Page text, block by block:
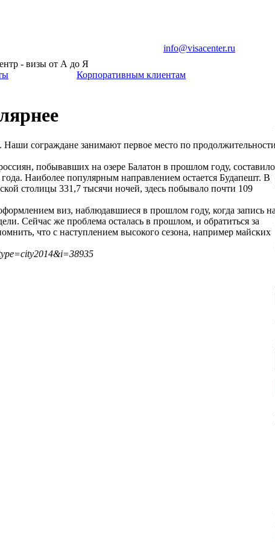
info@visacenter.ru
- визы от А до Я
Корпоративным клиентам
сограждане занимают первое место по продолжительности
побывавших на озере Балатон в прошлом году, составило
Наиболее популярным направлением остается Будапешт. В
столицы 331,7 тысячи ночей, здесь побывало почти 109
виз, наблюдавшиеся в прошлом году, когда запись на
Сейчас же проблема осталась в прошлом, и обратиться за
что с наступлением высокого сезона, например майских